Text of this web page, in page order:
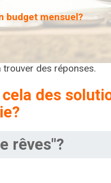
budget mensuel?
des réponses.
des
rêves"?